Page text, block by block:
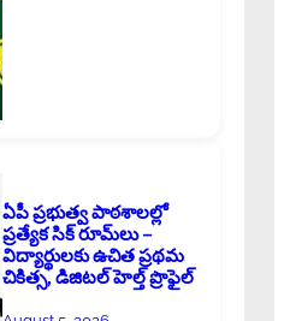
ఏపీ ప్రభుత్వ పాఠశాలల్లో
ప్రత్యేక సిక్ రూమ్‌లు –
విద్యార్థులకు ఉచిత ప్రథమ
చికిత్స, డిజిటల్ హెల్త్ ప్రొఫైల్